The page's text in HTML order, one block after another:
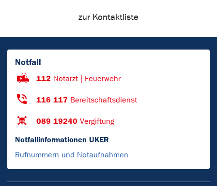
zur Kontaktliste
Notfall
112 Notarzt | Feuerwehr
116 117 Bereitschaftsdienst
089 19240 Vergiftung
Notfallinformationen UKER
Rufnummern und Notaufnahmen